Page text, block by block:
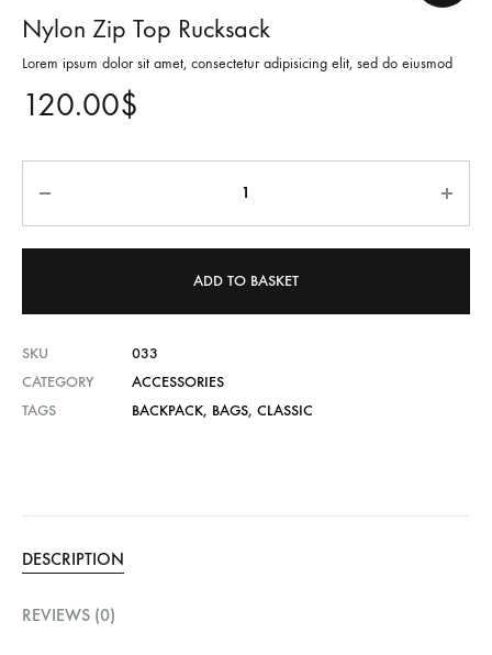
Nylon Zip Top Rucksack
Lorem ipsum dolor sit amet, consectetur adipisicing elit, sed do eiusmod
120.00$
ADD TO BASKET
SKU
033
CATEGORY
ACCESSORIES
TAGS
BACKPACK, BAGS, CLASSIC
DESCRIPTION
REVIEWS (0)